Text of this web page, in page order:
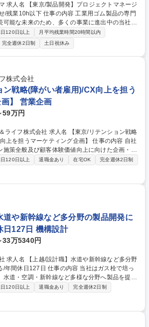
ージ
内容 工業用ゴム製品の専門
可能な未来のため、多くの事業に進出中の当社に
業務をお任せし、徐々に開発プロジェクトに企画
ースとした開発／設
での一貫した技術的支援 ・計装、IoTシステム開
導入までの一貫した技術的支援※設計や試作・評
ースが多く、上流工程がメインとなります。 募
プロジェクトマネージャー/上流工程からお任せ/
120日以上
月平均残業時間20時間以内
完全週休2日制 土日祝休み
株式会社
ン戦略(障がい者雇用)/CX向上を担う
】 営業企画
59万円
名 【東京/リテンション戦略
うマーケティング企画】 仕事の内容 自社
施策全般及び顧客体験価値向上に向けた企画・実
既存施策の改善、通信・エネルギーサービスのバ
との協業等も関わっていただきます ■顧客デ
ション課題の抽出と改善提案■新規リテンション
ント施策、バンドル特典、パートナー企業等との
策の仕様策定～実行～効果測定■引っ越し継続率
戦略立案・実行■オール電化やエネマネ等、次世
の検討■社内外の関連部署・パートナー企業との
セスや業務フローの改善提案 募集職種 【東
がい者雇用）／CX向上を担うマーケティング企
120日以上 退職金あり 在宅OK
完全週休2日制
道や新幹線など多分野の製品開発に
日127日 機構設計
万5340円
分野
事の内容 当社はガス栓で培っ
水道・空調・新幹線など多様な分野へ製品を提供
インフラから公共交通まで幅広い領域を支える製
成長しています。 【詳細】 ■担当する
線のブレーキに使われるバルブ、空調用配管継
※ガス栓で培った気密技術をベースに、多様な
【業務内容の変更範囲】当社の指定する業務
120日以上 退職金あり
完全週休2日制